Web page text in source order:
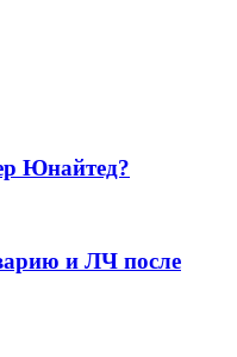
Юнайтед?
и ЛЧ после